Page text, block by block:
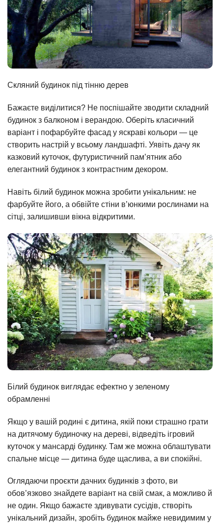
Скляний будинок під тінню дерев
Бажаєте виділитися? Не поспішайте зводити складний
будинок з балконом і верандою. Оберіть класичний
варіант і пофарбуйте фасад у яскраві кольори — це
створить настрій у всьому ландшафті. Уявіть дачу як
казковий куточок, футуристичний пам’ятник або
елегантний будинок з контрастним декором.
Навіть білий будинок можна зробити унікальним: не
фарбуйте його, а обвійте стіни в’юнкими рослинами на
сітці, залишивши вікна відкритими.
Білий будинок виглядає ефектно у зеленому
обрамленні
Якщо у вашій родині є дитина, якій поки страшно грати
на дитячому будиночку на дереві, відведіть ігровий
куточок у мансарді будинку. Там же можна облаштувати
спальне місце — дитина буде щаслива, а ви спокійні.
Оглядаючи проєкти дачних будинків з фото, ви
обов’язково знайдете варіант на свій смак, а можливо й
не один. Якщо бажаєте здивувати сусідів, створіть
унікальний дизайн, зробіть будинок майже невидимим у